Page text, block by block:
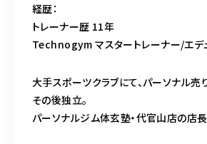
経歴：
トレーナー歴 11年
Technogym マスタートレーナー/エデ
大手スポーツクラブにて、パーソナル売
その後独立。
パーソナルジム体玄塾・代官山店の店長